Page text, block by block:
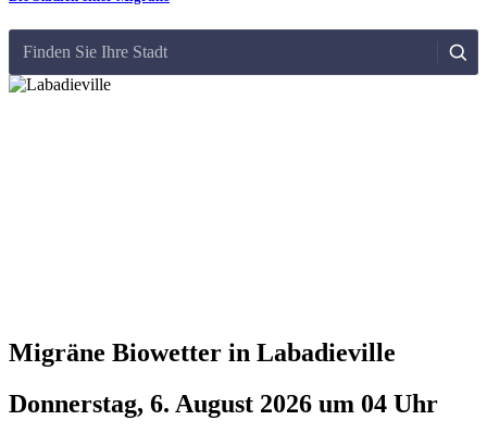
Finden Sie Ihre Stadt
Migräne Biowetter in Labadieville
Donnerstag, 6. August 2026 um 04 Uhr